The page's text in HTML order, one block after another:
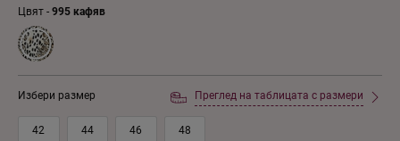
Цвят - 995 кафяв
Избери размер Преглед на таблицата с размери
42 44 46 48